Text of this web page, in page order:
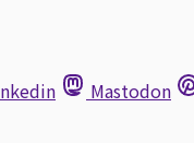
Mastodon